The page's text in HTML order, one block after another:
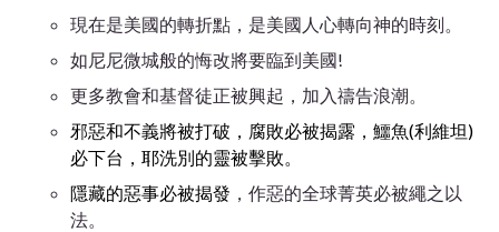
現在是美國的轉折點，是美國人心轉向神的時刻。
如尼尼微城般的悔改將要臨到美國!
更多教會和基督徒正被興起，加入禱告浪潮。
邪惡和不義將被打破，腐敗必被揭露，鱷魚(利維坦)
必下台，耶洗別的靈被擊敗。
隱藏的惡事必被揭發 ，作惡的全球菁英必被繩之以
法。